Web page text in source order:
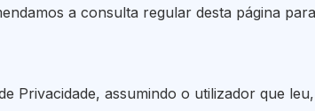
a consulta regular desta página
Privacidade, assumindo o utilizador que